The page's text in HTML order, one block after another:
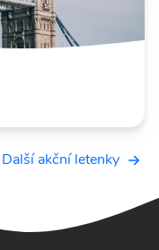
Další akční letenky